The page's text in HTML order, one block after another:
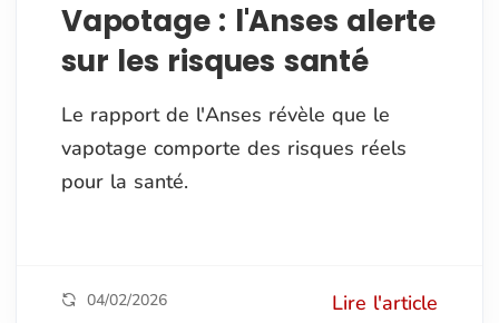
Vapotage : l'Anses alerte
sur les risques santé
Le rapport de l'Anses révèle que le
vapotage comporte des risques réels
pour la santé.
04/02/2026 Lire l'article